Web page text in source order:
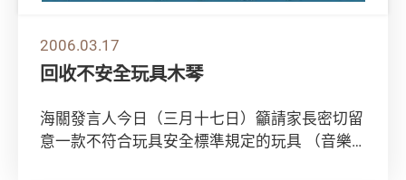
2006.03.17
回收不安全玩具木琴
海關發言人今日（三月十七日）籲請家長密切留
意一款不符合玩具安全標準規定的玩具 （音樂